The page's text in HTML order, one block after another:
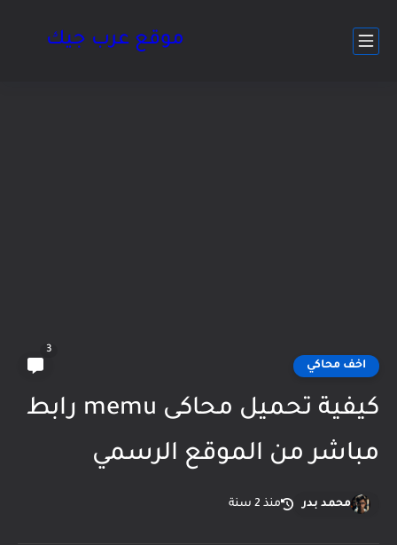
موقع عرب جيك
اخف محاكي
3
كيفية تحميل محاكى memu رابط
مباشر من الموقع الرسمي
محمد بدر منذ 2 سنة